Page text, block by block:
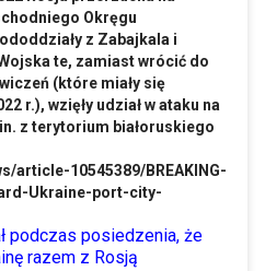
Okręgu
z Zabajkala i
te, zamiast wrócić do
(które miały się
r.), wzięły udział w ataku na
. z terytorium białoruskiego
article-10545389/BREAKING-
Ukraine-port-city-
podczas posiedzenia, że
razem z Rosją